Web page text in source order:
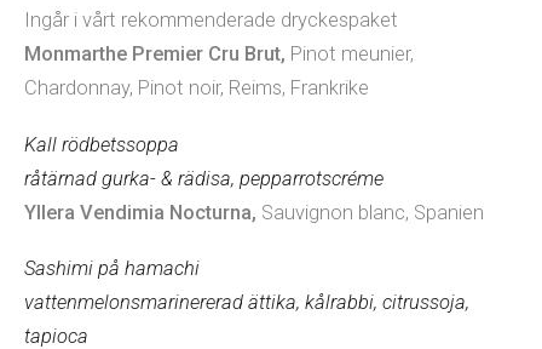
Ingår i vårt rekommenderade dryckespaket
Monmarthe Premier Cru Brut, Pinot meunier,
Chardonnay, Pinot noir, Reims, Frankrike
Kall rödbetssoppa
råtärnad gurka- & rädisa, pepparrotscréme
Yllera Vendimia Nocturna, Sauvignon blanc, Spanien
Sashimi på hamachi
vattenmelonsmarinererad ättika, kålrabbi, citrussoja,
tapioca